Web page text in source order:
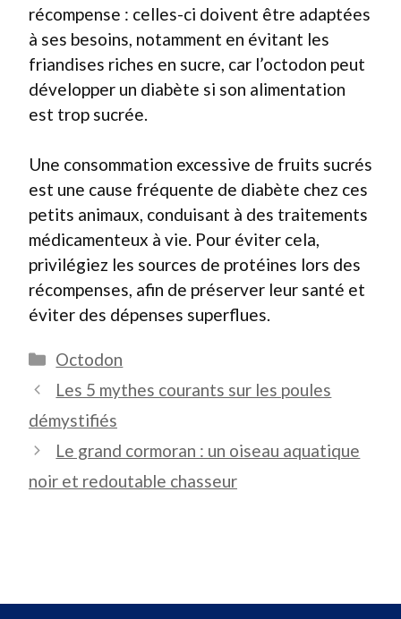
récompense : celles-ci doivent être adaptées
à ses besoins, notamment en évitant les
friandises riches en sucre, car l’octodon peut
développer un diabète si son alimentation
est trop sucrée.
Une consommation excessive de fruits sucrés
est une cause fréquente de diabète chez ces
petits animaux, conduisant à des traitements
médicamenteux à vie. Pour éviter cela,
privilégiez les sources de protéines lors des
récompenses, afin de préserver leur santé et
éviter des dépenses superflues.
Catégories
Octodon
Les 5 mythes courants sur les poules
démystifiés
Le grand cormoran : un oiseau aquatique
noir et redoutable chasseur